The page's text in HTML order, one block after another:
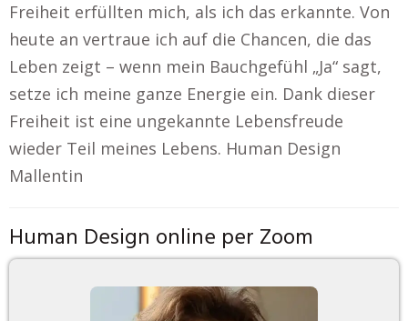
Freiheit erfüllten mich, als ich das erkannte. Von
heute an vertraue ich auf die Chancen, die das
Leben zeigt – wenn mein Bauchgefühl „Ja“ sagt,
setze ich meine ganze Energie ein. Dank dieser
Freiheit ist eine ungekannte Lebensfreude
wieder Teil meines Lebens. Human Design
Mallentin
Human Design online per Zoom